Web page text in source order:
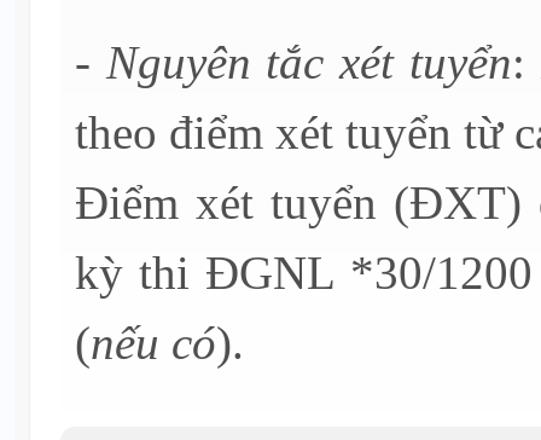
- Nguyên tắc xét tuyển:
theo điểm xét tuyển từ
Điểm xét tuyển (ĐXT)
kỳ thi ĐGNL *30/
(nếu có).